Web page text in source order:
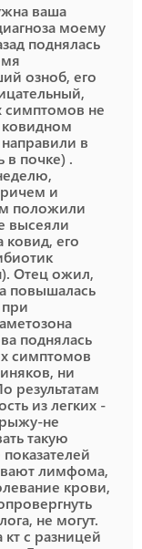
ваша
моему
поднялась
озноб, его
симптомов не
в
в почке) .
и
положили
высеяли
его
Отец ожил,
повышалась
поднялась
симптомов
ни
результатам
из легких -
не
такую
лимфома,
крови,
не могут.
с разницей